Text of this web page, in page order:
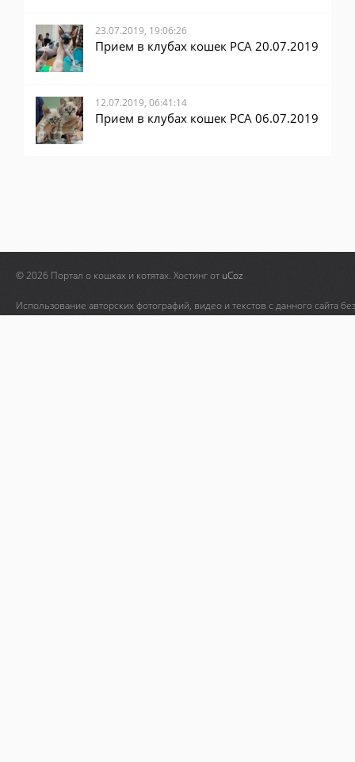
23.07.2019, 19:06:26
Прием в клубах кошек PCA 20.07.2019
12.07.2019, 06:41:14
Прием в клубах кошек PCA 06.07.2019
© 2026 Портал о кошках и котятах. Хостинг от uCoz
Использование авторских фотографий, видео и текстов с данного сайта